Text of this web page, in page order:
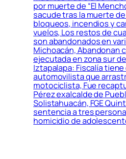
por muerte de “El
sacude tras la muerte de
bloqueos, incendios y
vuelos, Los restos de
son abandonados en
Michoacán, Abandonan
ejecutada en zona sur
Iztapalapa: Fiscalía tiene
automovilista que
motociclista, Fue
Pérez exalcalde de
Solistahuacán, FGE
sentencia a tres
homicidio de